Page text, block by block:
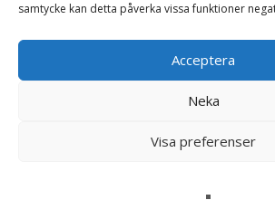
samtycke kan detta påverka vissa funktioner
Acceptera
Neka
Visa preferenser
är märkta *